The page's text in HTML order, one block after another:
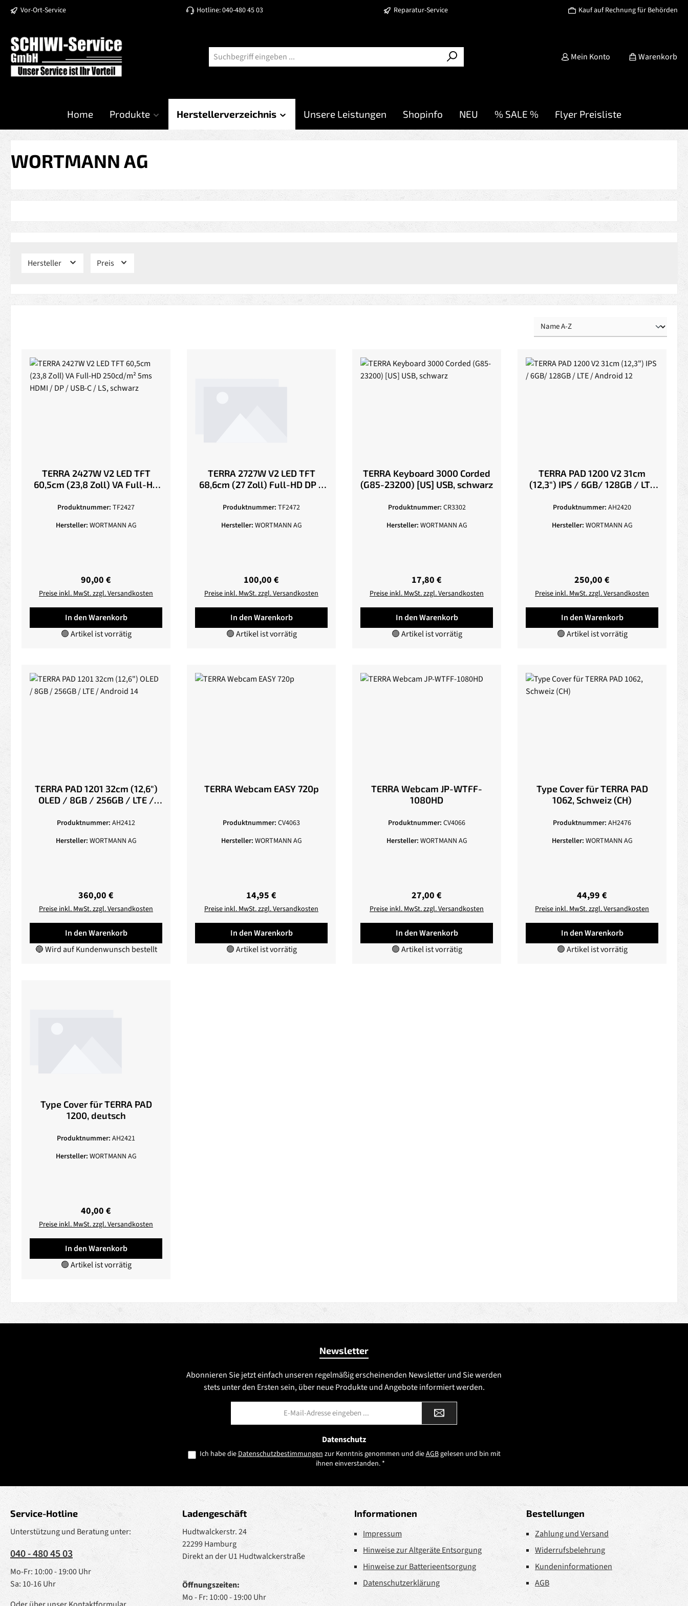
Hauptinhalt springen
Zur Suche springen
Zur Hauptnavigation springen
Vor-Ort-Service Hotline: 040-480 45 03 Reparatur-Service Kauf auf Rechnung für Behörden
Mein Konto Warenkorb
Home Produkte Herstellerverzeichnis Unsere Leistungen Shopinfo NEU % SALE % Flyer Preisliste
WORTMANN AG
Hersteller Preis
TERRA 2427W V2 LED TFT
60,5cm (23,8 Zoll) VA Full-HD
USB-C / LS, schwarz
Produktnummer: TF2427
Hersteller: WORTMANN AG
Regulärer Preis:
90,00 €
Preise inkl. MwSt. zzgl. Versandkosten
In den Warenkorb
🟢 Artikel ist vorrätig
TERRA 2727W V2 LED TFT
68,6cm (27 Zoll) Full-HD DP /
Produktnummer: TF2472
Hersteller: WORTMANN AG
Regulärer Preis:
100,00 €
Preise inkl. MwSt. zzgl. Versandkosten
In den Warenkorb
🟢 Artikel ist vorrätig
TERRA Keyboard 3000 Corded
(G85-23200) [US] USB, schwarz
Produktnummer: CR3302
Hersteller: WORTMANN AG
Regulärer Preis:
17,80 €
Preise inkl. MwSt. zzgl. Versandkosten
In den Warenkorb
🟢 Artikel ist vorrätig
TERRA PAD 1200 V2 31cm
(12,3") IPS / 6GB/ 128GB / LTE
Produktnummer: AH2420
Hersteller: WORTMANN AG
Regulärer Preis:
250,00 €
Preise inkl. MwSt. zzgl. Versandkosten
In den Warenkorb
🟢 Artikel ist vorrätig
TERRA PAD 1201 32cm (12,6")
OLED / 8GB / 256GB / LTE /
Produktnummer: AH2412
Hersteller: WORTMANN AG
Regulärer Preis:
360,00 €
Preise inkl. MwSt. zzgl. Versandkosten
In den Warenkorb
🔵 Wird auf Kundenwunsch bestellt
TERRA Webcam EASY 720p
Produktnummer: CV4063
Hersteller: WORTMANN AG
Regulärer Preis:
14,95 €
Preise inkl. MwSt. zzgl. Versandkosten
In den Warenkorb
🟢 Artikel ist vorrätig
TERRA Webcam JP-WTFF-
1080HD
Produktnummer: CV4066
Hersteller: WORTMANN AG
Regulärer Preis:
27,00 €
Preise inkl. MwSt. zzgl. Versandkosten
In den Warenkorb
🟢 Artikel ist vorrätig
Type Cover für TERRA PAD
1062, Schweiz (CH)
Produktnummer: AH2476
Hersteller: WORTMANN AG
Regulärer Preis:
44,99 €
Preise inkl. MwSt. zzgl. Versandkosten
In den Warenkorb
🟢 Artikel ist vorrätig
Type Cover für TERRA PAD
1200, deutsch
Produktnummer: AH2421
Hersteller: WORTMANN AG
Regulärer Preis:
40,00 €
Preise inkl. MwSt. zzgl. Versandkosten
In den Warenkorb
🟢 Artikel ist vorrätig
Newsletter
Abonnieren Sie jetzt einfach unseren regelmäßig erscheinenden Newsletter und Sie werden
stets unter den Ersten sein, über neue Produkte und Angebote informiert werden.
Datenschutz
Ich habe dieDatenschutzbestimmungenzur Kenntnis genommen und dieAGBgelesen und bin mit
ihnen einverstanden. *
Service-Hotline
Unterstützung und Beratung unter:
040 - 480 45 03
Mo-Fr: 10:00 - 19:00 Uhr
Sa: 10-16 Uhr
Ladengeschäft
Hudtwalckerstr. 24
22299 Hamburg
Direkt an der U1 Hudtwalckerstraße
Öffnungszeiten:
Mo - Fr: 10:00 - 19:00 Uhr
Informationen
Impressum
Hinweise zur Altgeräte Entsorgung
Hinweise zur Batterieentsorgung
Datenschutzerklärung
Bestellungen
Zahlung und Versand
Widerrufsbelehrung
Kundeninformationen
AGB